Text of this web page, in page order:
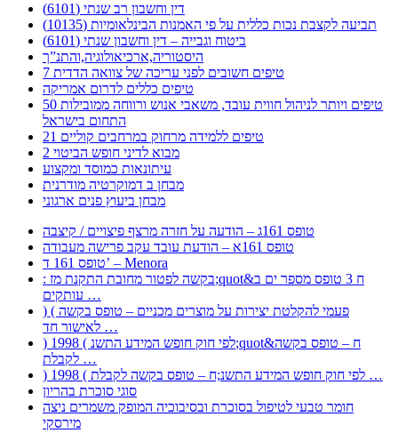
דין וחשבון רב שנתי (6101)
תביעה לקצבת נכות כללית על פי האמנות הבינלאומיות (10135)
ביטוח וגבייה – דין וחשבון שנתי (6101)
היסטוריה,ארכיאולוגיה,והתנ”ך
7 טיפים חשובים לפני עריכה של צוואה הדדית
טיפים כללים לדרום אמריקה
50 טיפים ויותר לניהול חווית עובד, משאבי אנוש ורווחה ממובילות
התחום בישראל
21 טיפים ללמידה מרחוק במרחבים קוליים
מבוא לדיני חופש הביטוי 2
עיתונאות כמוסד ומקצוע
מבחן ב דמוקרטיה מודרנית
מבחן ביעוץ פנים ארגוני
טופס 161ג – הודעה על חזרה מרצף פיצויים / קיצבה
טופס 161א – הודעת עובד עקב פרישה מעבודה
טופס 161 ד’ – Menora
: בקשה לפטור מחובת התקנת מז;quot&ח 3 טופס מספר ים ב
עותקים …
) ( פעמי להקלטת יצירות על מוצרים מכניים – טופס בקשה
לאישור חד …
) 1998 ( לפי חוק חופש המידע התשנ;quot&ח – טופס בקשה
לקבלת …
) 1998 ( לפי חוק חופש המידע התשנ;ח – טופס בקשה לקבלת …
סוגי סוכרת בהריון
חומר טבעי לטיפול בסוכרת ובסיבוכיה המופק משמרים ניצה
מירסקי